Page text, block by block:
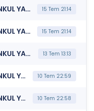
***ALGYO*** ALARKO GAYRİMENKUL YATIRIM ORTAKLIĞI A.Ş. (Portföy Sınırlamalarına Uyumun Kontrolü) 15 Tem 21:14
***ALGYO*** ALARKO GAYRİMENKUL YATIRIM ORTAKLIĞI A.Ş. (Portföy Sınırlamalarına Uyumun Kontrolü) 15 Tem 21:14
***ALGYO*** ALARKO GAYRİMENKUL YATIRIM ORTAKLIĞI A.Ş. (Sermaye Artırımı - Azaltımı İşlemlerine İlişkin Bildirim) 13 Tem 13:13
***ALGYO*** ALARKO GAYRİMENKUL YATIRIM ORTAKLIĞI A.Ş. (İzahname (SPK Onayına Sunulan)) 10 Tem 22:59
***ALGYO*** ALARKO GAYRİMENKUL YATIRIM ORTAKLIĞI A.Ş. (Sermaye Artırımı - Azaltımı İşlemlerine İlişkin Bildirim) 10 Tem 22:58